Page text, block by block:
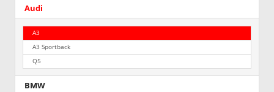
Audi
A3
A3 Sportback
Q5
BMW